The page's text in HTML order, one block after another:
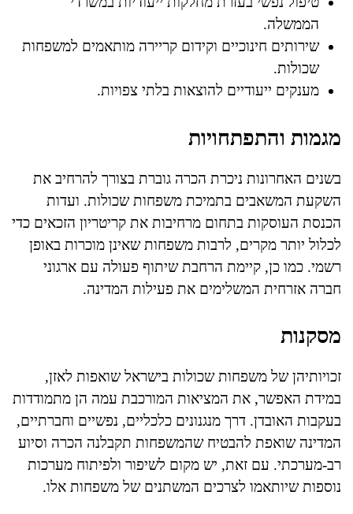
הממשלה.
שירותים חינוכיים וקידום קריירה מותאמים למשפחות
שכולות.
מענקים ייעודיים להוצאות בלתי צפויות.
מגמות והתפתחויות
בשנים האחרונות ניכרת הכרה גוברת בצורך להרחיב את
השקעת המשאבים בתמיכת משפחות שכולות. ועדות
הכנסת העוסקות בתחום מרחיבות את קריטריון הזכאים כדי
לכלול יותר מקרים, לרבות משפחות שאינן מוכרות באופן
רשמי. כמו כן, קיימת הרחבת שיתוף פעולה עם ארגוני
חברה אזרחית המשלימים את פעילות המדינה.
מסקנות
זכויותיהן של משפחות שכולות בישראל שואפות לאזן,
במידת האפשר, את המציאות המורכבת עמה הן מתמודדות
בעקבות האובדן. דרך מנגנונים כלכליים, נפשיים וחברתיים,
המדינה שואפת להבטיח שהמשפחות תקבלנה הכרה וסיוע
רב-מערכתי. עם זאת, יש מקום לשיפור ולפיתוח מערכות
נוספות שיותאמו לצרכים המשתנים של משפחות אלו.